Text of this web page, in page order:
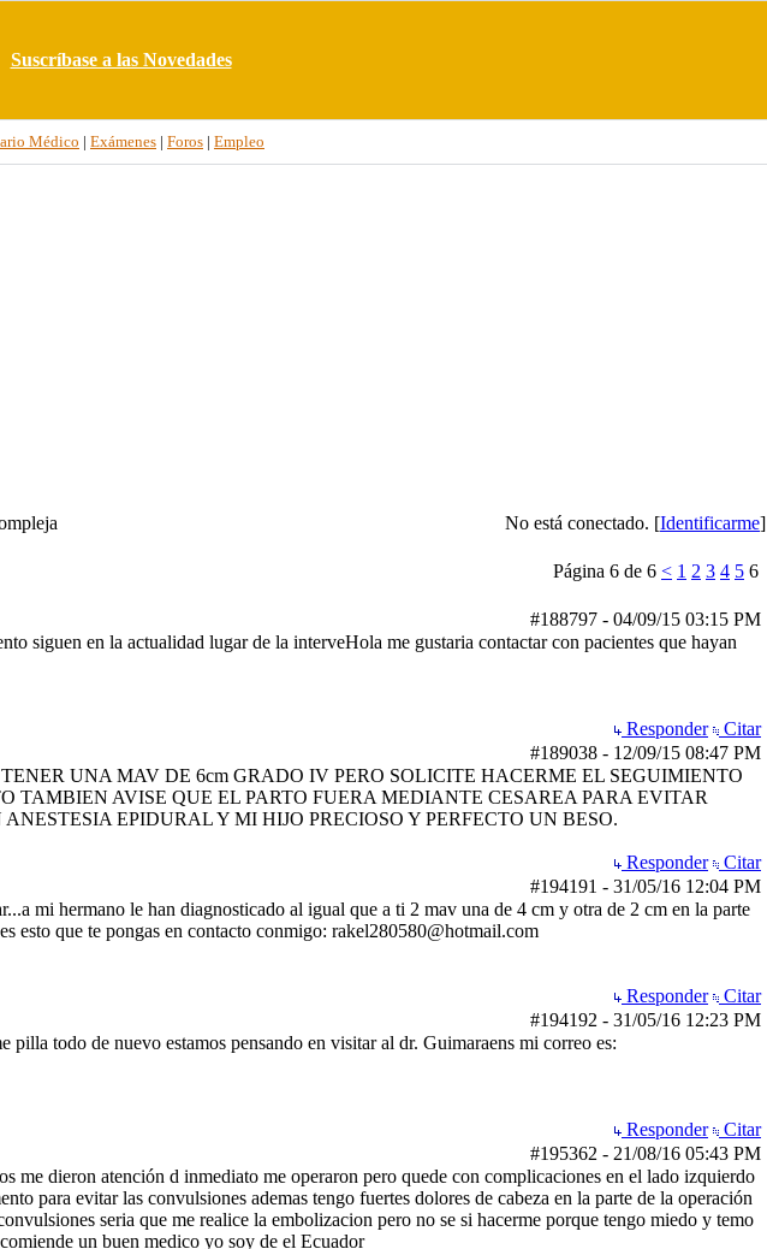
Suscríbase a las Novedades
Médico | Exámenes | Foros | Empleo
No está conectado. [Identificarme]
Página 6 de 6 < 1 2 3 4 5 6
#188797 - 04/09/15 03:15 PM
siguen en la actualidad lugar de la interveHola me gustaria contactar con pacientes que hayan
Responder
Citar
#189038 - 12/09/15 08:47 PM
UNA MAV DE 6cm GRADO IV PERO SOLICITE HACERME EL SEGUIMIENTO
TAMBIEN AVISE QUE EL PARTO FUERA MEDIANTE CESAREA PARA EVITAR
EPIDURAL Y MI HIJO PRECIOSO Y PERFECTO UN BESO.
Responder
Citar
#194191 - 31/05/16 12:04 PM
mi hermano le han diagnosticado al igual que a ti 2 mav una de 4 cm y otra de 2 cm en la parte
esto que te pongas en contacto conmigo: rakel280580@hotmail.com
Responder
Citar
#194192 - 31/05/16 12:23 PM
todo de nuevo estamos pensando en visitar al dr. Guimaraens mi correo es:
Responder
Citar
#195362 - 21/08/16 05:43 PM
me dieron atención d inmediato me operaron pero quede con complicaciones en el lado izquierdo
para evitar las convulsiones ademas tengo fuertes dolores de cabeza en la parte de la operación
seria que me realice la embolizacion pero no se si hacerme porque tengo miedo y temo
un buen medico yo soy de el Ecuador